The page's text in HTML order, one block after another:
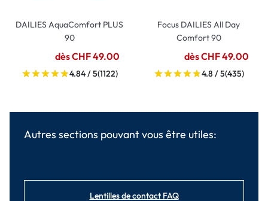
DAILIES AquaComfort PLUS
90
dès CHF 49.00
4.84 / 5(1122)
Focus DAILIES All Day
Comfort 90
dès CHF 49.00
4.8 / 5(435)
Autres sections pouvant vous être utiles:
Lentilles de contact FAQ